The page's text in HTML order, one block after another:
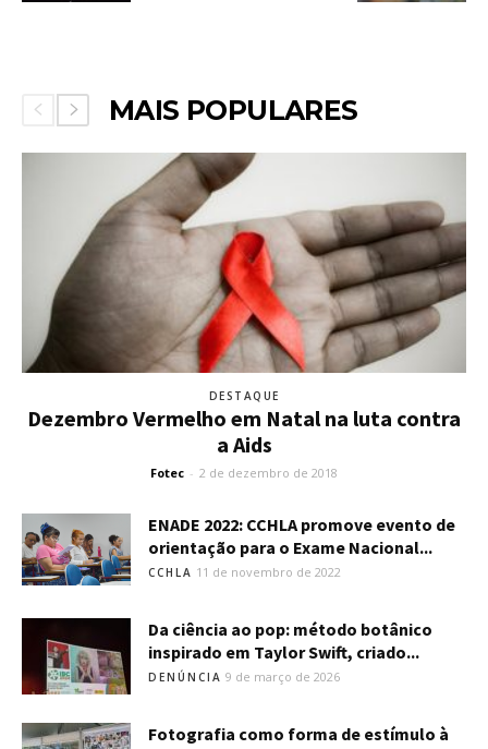
MAIS POPULARES
DESTAQUE
Dezembro Vermelho em Natal na luta contra
a Aids
Fotec - 2 de dezembro de 2018
ENADE 2022: CCHLA promove evento de
orientação para o Exame Nacional...
CCHLA 11 de novembro de 2022
Da ciência ao pop: método botânico
inspirado em Taylor Swift, criado...
DENÚNCIA 9 de março de 2026
Fotografia como forma de estímulo à